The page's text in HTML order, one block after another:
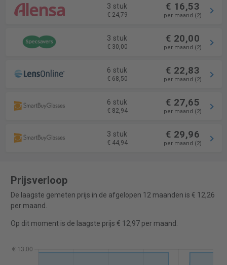
3 stuk
€ 24,79
€ 16,53
per maand (2)
3 stuk
€ 30,00
€ 20,00
per maand (2)
6 stuk
€ 68,50
€ 22,83
per maand (2)
6 stuk
€ 82,94
€ 27,65
per maand (2)
3 stuk
€ 44,94
€ 29,96
per maand (2)
Prijsverloop
De laagste gemeten prijs in de afgelopen 12 maanden is € 12,26
per maand.
Op dit moment is de laagste prijs € 12,97 per maand.